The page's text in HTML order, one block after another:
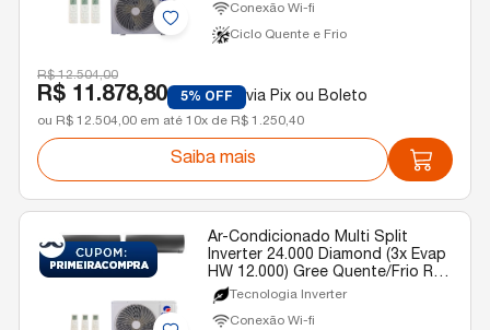
Conexão Wi-fi
Ciclo Quente e Frio
R$ 12.504,00
R$ 11.878,80 5% OFF via Pix ou Boleto
ou R$ 12.504,00 em até 10x de R$ 1.250,40
Saiba mais
Ar-Condicionado Multi Split
Inverter 24.000 Diamond (3x Evap
HW 12.000) Gree Quente/Frio R-
32 220v
Tecnologia Inverter
Conexão Wi-fi